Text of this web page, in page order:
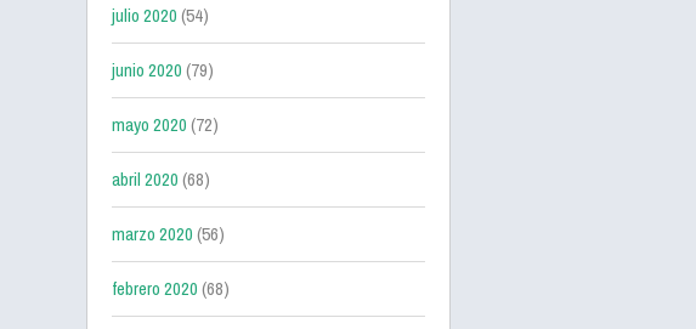
julio 2020(54)
junio 2020(79)
mayo 2020(72)
abril 2020(68)
marzo 2020(56)
febrero 2020(68)